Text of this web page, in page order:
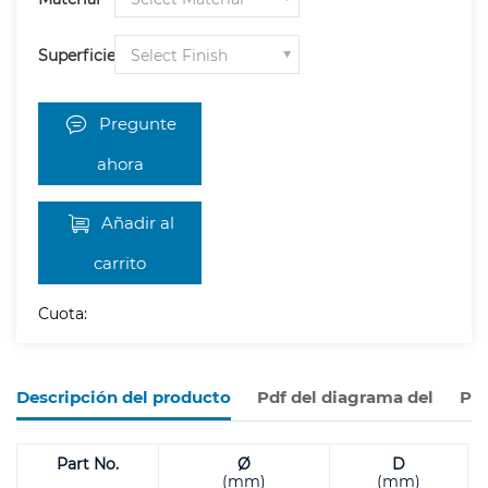
Superficie
Pregunte
ahora
Añadir al
carrito
Cuota:
Descripción del producto Pdf del diagrama del
Part No.
Ø
(mm)
D
(mm)